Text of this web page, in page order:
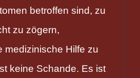
betroffen sind, zu
zu zögern,
medizinische Hilfe zu
keine Schande. Es ist